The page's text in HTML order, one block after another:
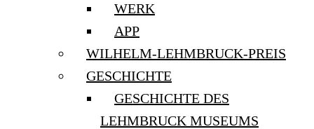
WERK
APP
WILHELM-LEHMBRUCK-PREIS
GESCHICHTE
GESCHICHTE DES
LEHMBRUCK MUSEUMS